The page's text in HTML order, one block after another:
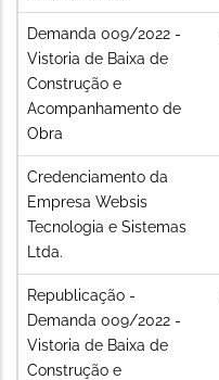
Demanda 009/2022 -
Vistoria de Baixa de
Construção e
Acompanhamento de
Obra
Credenciamento da
Empresa Websis
Tecnologia e Sistemas
Ltda.
Republicação -
Demanda 009/2022 -
Vistoria de Baixa de
Construção e